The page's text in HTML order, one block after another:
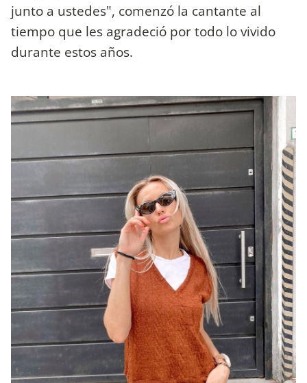
junto a ustedes", comenzó la cantante al
tiempo que les agradeció por todo lo vivido
durante estos años.